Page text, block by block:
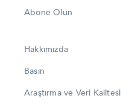
Abone Olun
Hakkımızda
Basın
Araştırma ve Veri Kalitesi